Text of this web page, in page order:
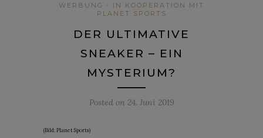
WERBUNG - IN KOOPERATION MIT
PLANET SPORTS
DER ULTIMATIVE
SNEAKER – EIN
MYSTERIUM?
Posted on 24. Juni 2019
(Bild: Planet Sports)